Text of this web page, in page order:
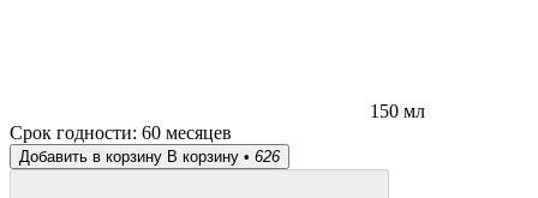
150 мл
Срок годности: 60 месяцев
Добавить в корзину В корзину • 626